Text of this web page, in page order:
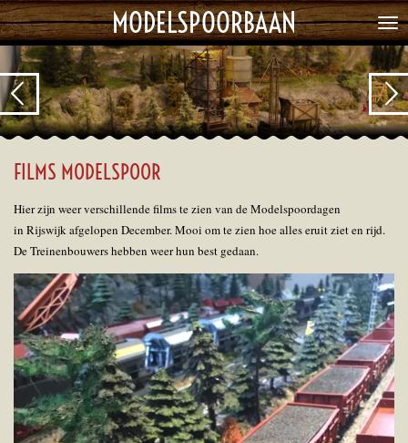
Ga
direct
naar
de
hoofdinhoud
MODELSPOORBAAN
FILMS MODELSPOOR
Hier zijn weer verschillende films te zien van de Modelspoordagen
in Rijswijk afgelopen December. Mooi om te zien hoe alles eruit ziet en rijd.
De Treinenbouwers hebben weer hun best gedaan.